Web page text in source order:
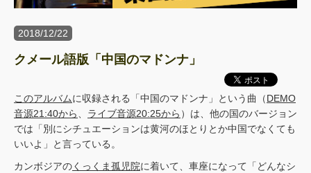
2018/12/22
クメール語版「中国のマドンナ」
このアルバムに収録される「中国のマドンナ」という曲（DEMO
音源21:40から、 ライブ音源20:25から ）は、他の国のバージョン
では「別にシチュエーションは黄河のほとりとか中国でなくても
いいよ」と言っている。
カンボジアのくっくま孤児院に着いて、車座になって「どんなシ